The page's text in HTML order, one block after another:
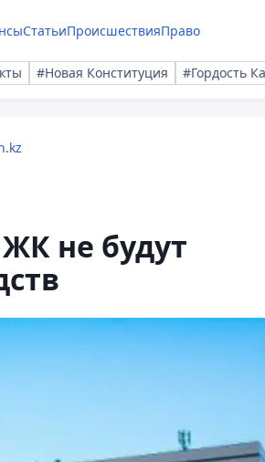
СтатьиПроисшествияПраво
#Новая Конституция #Гордость
не будут